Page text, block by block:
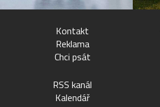
Kontakt
Reklama
Chci psát
RSS kanál
Kalendář